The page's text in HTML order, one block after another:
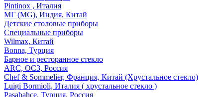
Pintinox , Италия
МГ (MG), Индия, Китай
Детские столовые приборы
Специальные приборы
Wilmax, Китай
Bonna, Турция
Барное и ресторанное стекло
ARC, ОСЗ, Россия
Chef & Sommelier, Франция, Китай (Хрустальное стекло)
Luigi Bormioli, Италия ( хрустальное стекло )
Pasabahce, Турция, Россия